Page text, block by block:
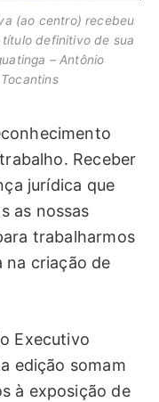
(ao centro) recebeu
definitivo de sua
– Antônio
Receber
jurídica que
as nossas
trabalharmos
na criação de
Executivo
edição somam
à exposição de